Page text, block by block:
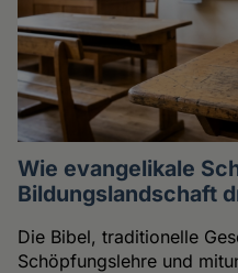
Wie evangelikale
Bildungslandschaft
Die Bibel, traditionelle
Schöpfungslehre und